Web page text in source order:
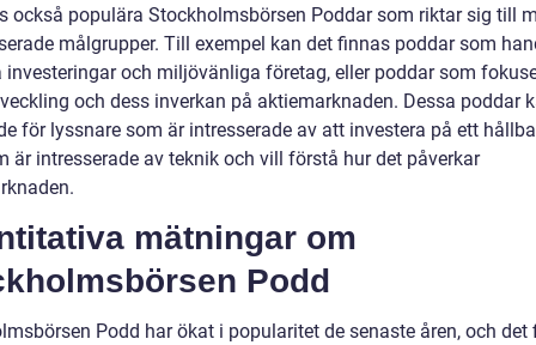
också populära Stockholmsbörsen Poddar som riktar sig till
målgrupper. Till exempel kan det finnas poddar som
investeringar och miljövänliga företag, eller poddar som
och dess inverkan på aktiemarknaden. Dessa poddar
för lyssnare som är intresserade av att investera på ett
är intresserade av teknik och vill förstå hur det påverkar
mätningar om
Podd
Podd har ökat i popularitet de senaste åren, och det